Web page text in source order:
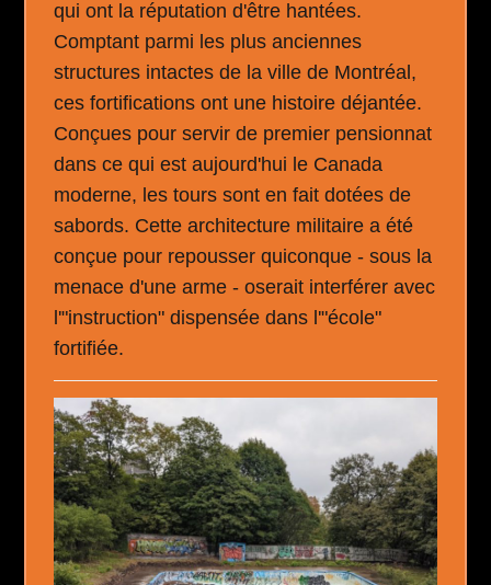
qui ont la réputation d'être hantées.
Comptant parmi les plus anciennes
structures intactes de la ville de Montréal,
ces fortifications ont une histoire déjantée.
Conçues pour servir de premier pensionnat
dans ce qui est aujourd'hui le Canada
moderne, les tours sont en fait dotées de
sabords. Cette architecture militaire a été
conçue pour repousser quiconque - sous la
menace d'une arme - oserait interférer avec
l'"instruction" dispensée dans l'"école"
fortifiée.